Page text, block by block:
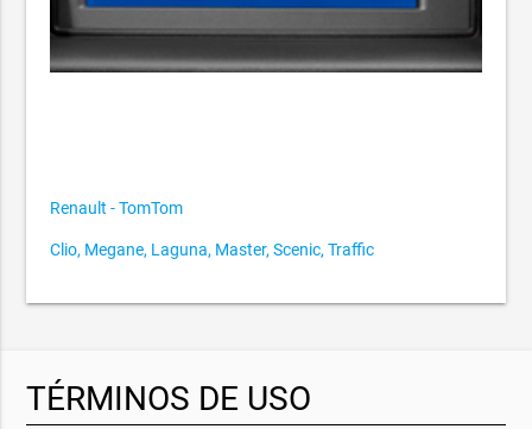
Renault - TomTom
Clio, Megane, Laguna, Master, Scenic, Traffic
TÉRMINOS DE USO